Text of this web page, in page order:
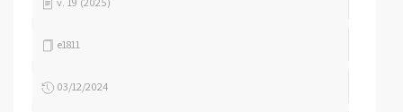
e1811
03/12/2024